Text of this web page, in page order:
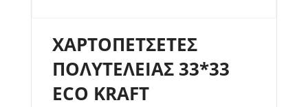
ΧΑΡΤΟΠΕΤΣΕΤΕΣ
ΠΟΛΥΤΕΛΕΙΑΣ 33*33
ΕCO KRAFT